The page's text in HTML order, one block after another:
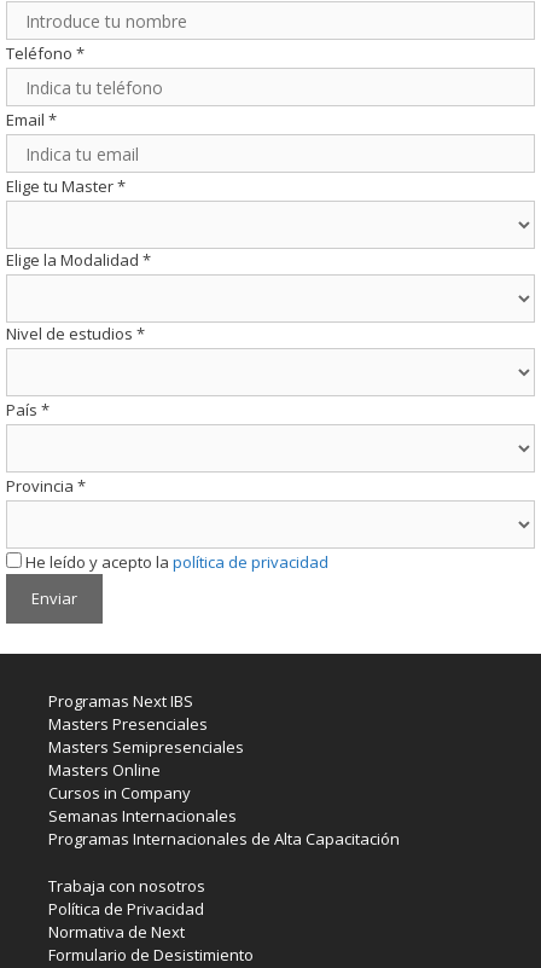
Teléfono *
Email *
Elige tu Master*
Elige la Modalidad *
Nivel de estudios *
País *
Provincia *
He leído y acepto la política de privacidad
Programas Next IBS
Masters Presenciales
Masters Semipresenciales
Masters Online
Cursos in Company
Semanas Internacionales
Programas Internacionales de Alta Capacitación
Trabaja con nosotros
Política de Privacidad
Normativa de Next
Formulario de Desistimiento